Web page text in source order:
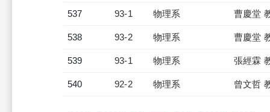
537 93-1 物理系 曹慶堂
538 93-2 物理系 曹慶堂
539 93-1 物理系 張經霖
540 92-2 物理系 曾文哲